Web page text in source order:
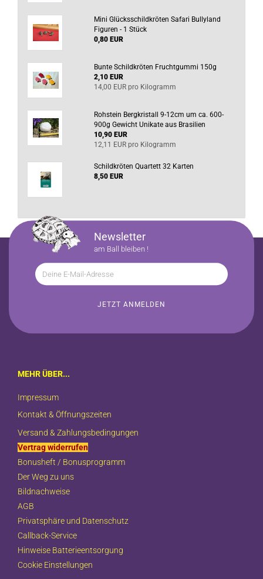
Mini Glücksschildkröten Safari Bullyland
Figuren - 1 Stück
0,80 EUR
Bunte Schildkröten Fruchtgummi 150g
2,10 EUR
14,00 EUR pro Kilogramm
Rohstein Bergkristall 9-12cm um ca. 600-
900g Gewicht Unikate aus Brasilien
10,90 EUR
12,11 EUR pro Kilogramm
Schildkröten Quartett 32 Karten
8,50 EUR
Newsletter
am Ball bleiben !
MEHR ÜBER...
Impressum
Kontakt & Öffnungszeiten
Versand & Zahlungsbedingungen
Vertrag widerrufen
Bonusheft / Bonusprogramm
Der Weg zu uns
Bildnachweise
AGB
Privatsphäre und Datenschutz
Callback-Service
Hinweise Batterieentsorgung
Cookie Einstellungen